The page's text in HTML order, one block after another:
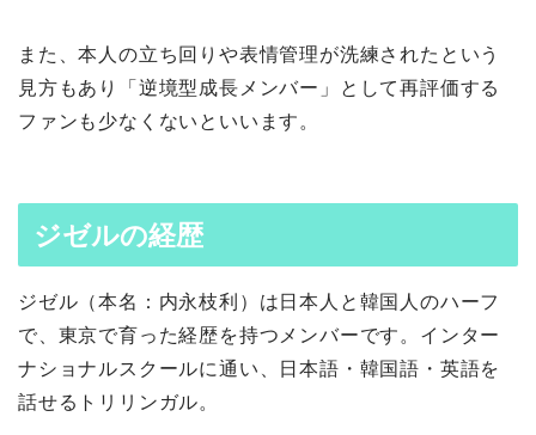
また、本人の立ち回りや表情管理が洗練されたという
見方もあり「逆境型成長メンバー」として再評価する
ファンも少なくないといいます。
ジゼルの経歴
ジゼル（本名：内永枝利）は日本人と韓国人のハーフ
で、東京で育った経歴を持つメンバーです。インター
ナショナルスクールに通い、日本語・韓国語・英語を
話せるトリリンガル。